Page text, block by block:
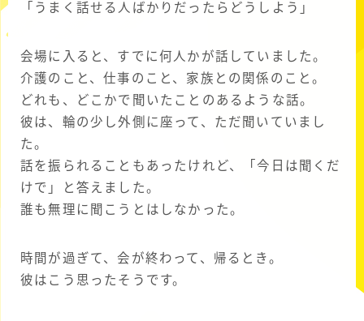
「うまく話せる人ばかりだったらどうしよう」
会場に入ると、すでに何人かが話していました。
介護のこと、仕事のこと、家族との関係のこと。
どれも、どこかで聞いたことのあるような話。
彼は、輪の少し外側に座って、ただ聞いていまし
た。
話を振られることもあったけれど、「今日は聞くだ
けで」と答えました。
誰も無理に聞こうとはしなかった。
時間が過ぎて、会が終わって、帰るとき。
彼はこう思ったそうです。